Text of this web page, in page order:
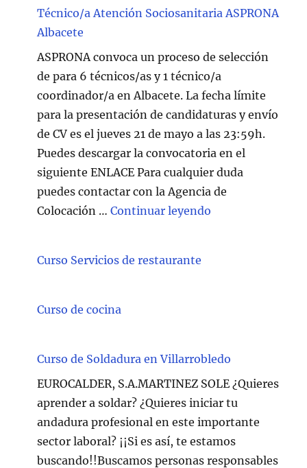
Técnico/a Atención Sociosanitaria ASPRONA
Albacete
ASPRONA convoca un proceso de selección
de para 6 técnicos/as y 1 técnico/a
coordinador/a en Albacete. La fecha límite
para la presentación de candidaturas y envío
de CV es el jueves 21 de mayo a las 23:59h.
Puedes descargar la convocatoria en el
siguiente ENLACE Para cualquier duda
puedes contactar con la Agencia de
Colocación …Continuar leyendo
Curso Servicios de restaurante
Curso de cocina
Curso de Soldadura en Villarrobledo
EUROCALDER, S.A.MARTINEZ SOLE ¿Quieres
aprender a soldar? ¿Quieres iniciar tu
andadura profesional en este importante
sector laboral? ¡¡Si es así, te estamos
buscando!!Buscamos personas responsables